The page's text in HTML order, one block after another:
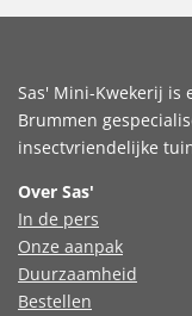
Sas' Mini-Kwekerij is
Brummen
insectvriendelijke
Over Sas'
In de pers
Onze aanpak
Duurzaamheid
Bestellen